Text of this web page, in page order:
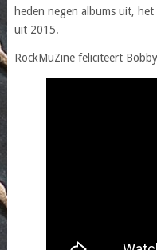
heden negen albums uit, het
uit 2015.
RockMuZine feliciteert